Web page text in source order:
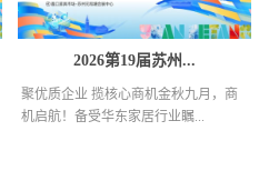
2026第19届苏州...
聚优质企业 揽核心商机金秋九月，商
机启航！备受华东家居行业瞩...